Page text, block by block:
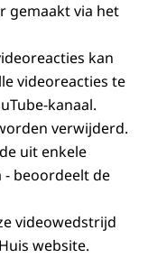
gemaakt via het
kan
videoreacties te
kanaal.
verwijderd.
uit enkele
beoordeelt de
videowedstrijd
website.